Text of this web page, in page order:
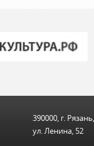
390000, г. Рязань,
ул. Ленина, 52